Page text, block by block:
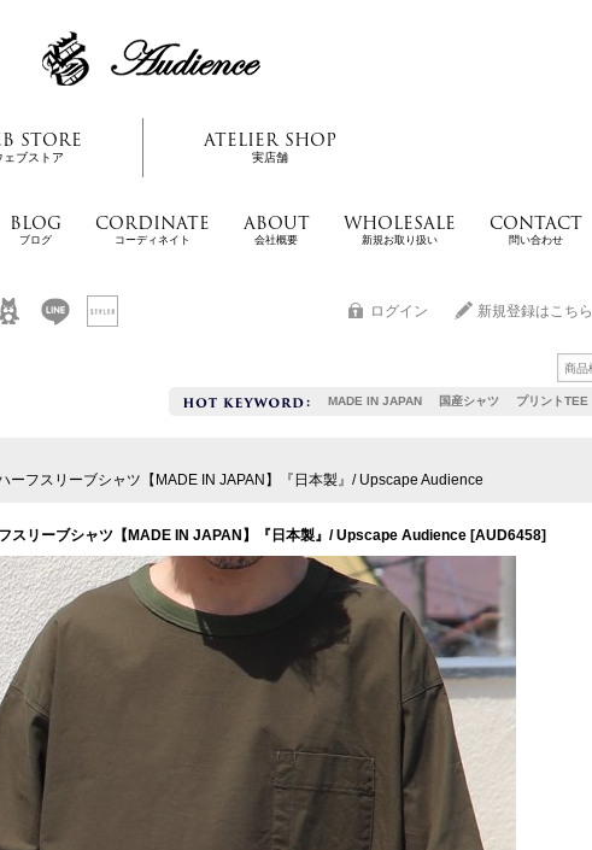
STORE
ェブストア
ATELIER SHOP
実店舗
BLOG
ブログ
CORDINATE
コーディネイト
ABOUT
会社概要
WHOLESALE
新規お取り扱い
CONTACT
問い合わせ
MADE IN JAPAN 国産シャツ プリントTEE
ログイン 新規登録はこちら
フスリーブシャツ【MADE IN JAPAN】『日本製』/ Upscape Audience
スリーブシャツ【MADE IN JAPAN】『日本製』/ Upscape Audience [AUD6458]